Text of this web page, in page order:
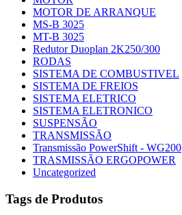
MOTOR DE ARRANQUE
MS-B 3025
MT-B 3025
Redutor Duoplan 2K250/300
RODAS
SISTEMA DE COMBUSTIVEL
SISTEMA DE FREIOS
SISTEMA ELETRICO
SISTEMA ELETRONICO
SUSPENSÃO
TRANSMISSÃO
Transmissão PowerShift - WG200
TRASMISSÃO ERGOPOWER
Uncategorized
Tags de Produtos